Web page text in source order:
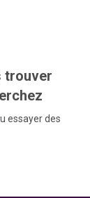
trouver
essayer des